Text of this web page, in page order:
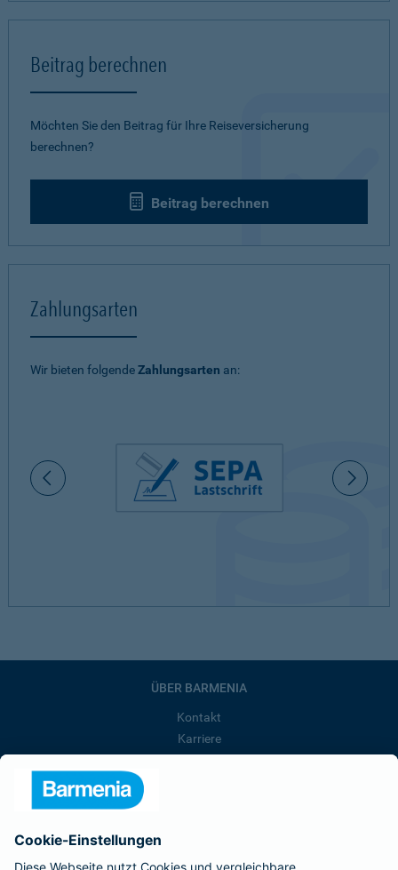
Beitrag berechnen
Möchten Sie den Beitrag für Ihre Reiseversicherung
berechnen?
Beitrag berechnen
Zahlungsarten
Wir bieten folgendeZahlungsarten an:
ÜBER BARMENIA
Kontakt
Karriere
Presse
Barmenia ist Teil der BarmeniaGothaer